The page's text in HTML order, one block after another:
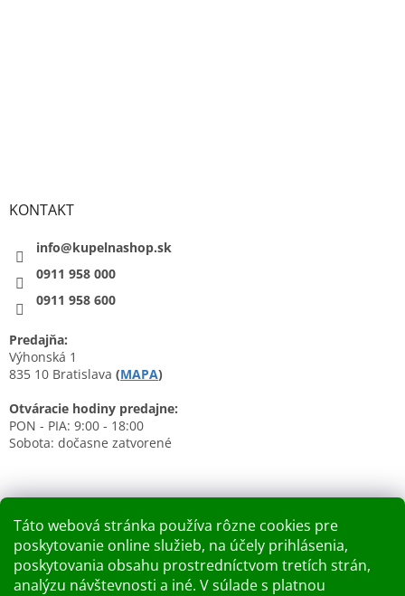
Táto webová stránka používa rôzne cookies pre
poskytovanie online služieb, na účely prihlásenia,
poskytovania obsahu prostredníctvom tretích strán,
analýzu návštevnosti a iné. V súlade s platnou
KONTAKT
info@kupelnashop.sk
0911 958 000
0911 958 600
Predajňa:
Výhonská 1
835 10 Bratislava (MAPA)
Otváracie hodiny predajne:
PON - PIA: 9:00 - 18:00
Sobota: dočasne zatvorené
Nákupný košík
0KS / 0 €